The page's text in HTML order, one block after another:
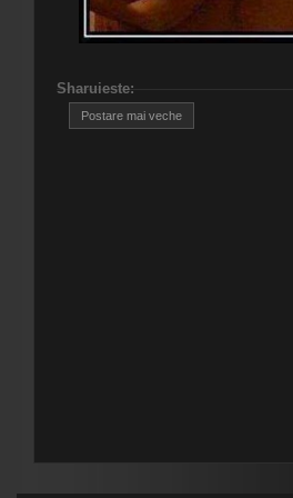
Sharuieste:
Postare mai veche